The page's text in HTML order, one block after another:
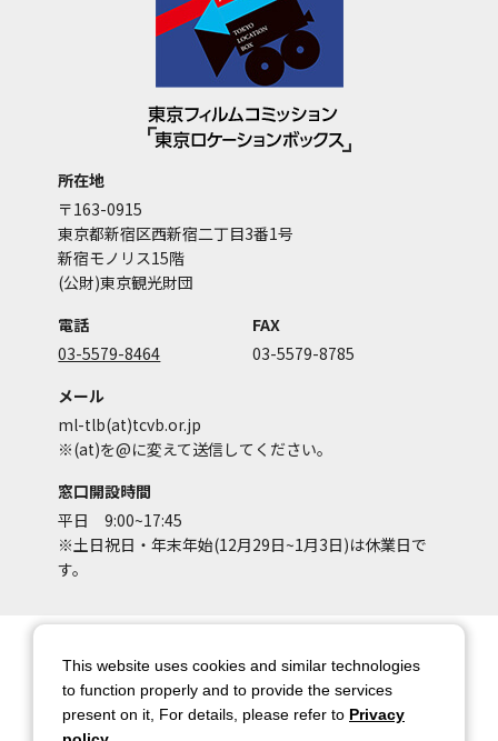
所在地
〒163-0915
東京都新宿区西新宿二丁目3番1号
新宿モノリス15階
(公財)東京観光財団
電話
03-5579-8464
FAX
03-5579-8785
メール
ml-tlb(at)tcvb.or.jp
※(at)を@に変えて送信してください。
窓口開設時間
平日 9:00~17:45
※土日祝日・年末年始(12月29日~1月3日)は休業日で
す。
アカウントポリシー
個人情報保護方針
著作権について
お問い合わせ
This website uses cookies and similar technologies
to function properly and to provide the services
present on it, For details, please refer to Privacy